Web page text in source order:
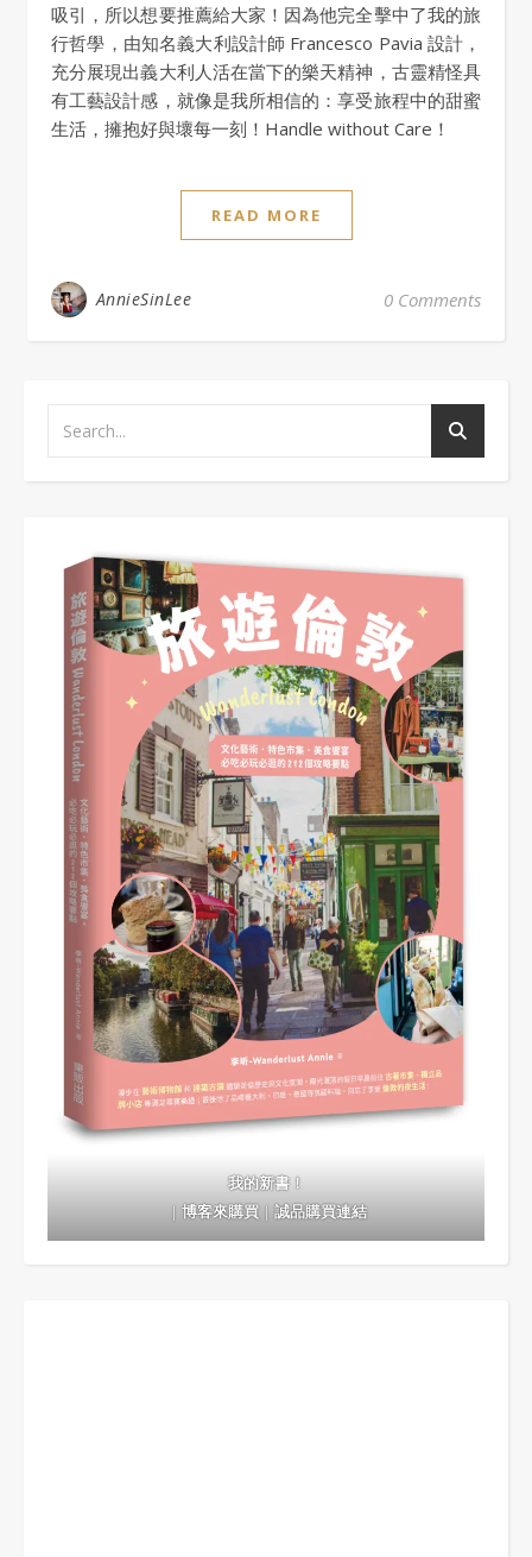
吸引，所以想要推薦給大家！因為他完全擊中了我的旅
行哲學，由知名義大利設計師 Francesco Pavia 設計，
充分展現出義大利人活在當下的樂天精神，古靈精怪具
有工藝設計感，就像是我所相信的：享受旅程中的甜蜜
生活，擁抱好與壞每一刻！Handle without Care！
READ MORE
AnnieSinLee 0 Comments
我的新書！
｜博客來購買｜誠品購買連結